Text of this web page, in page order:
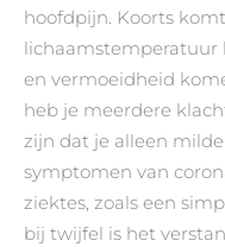
hoofdpijn. Koorts
lichaamstemperatuur
en vermoeidheid
heb je meerdere
zijn dat je alleen
symptomen van
ziektes, zoals een
bij twijfel is het